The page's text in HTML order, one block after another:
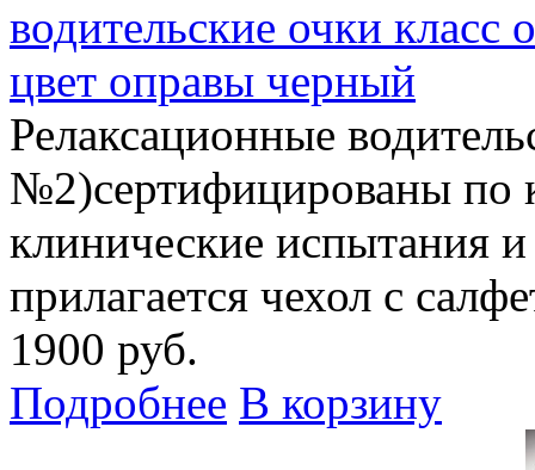
водительские очки
цвет оправы черный
Релаксационные
№2)сертифицированы по
клинические испытания
прилагается чехол с
1900 руб.
Подробнее В корзину